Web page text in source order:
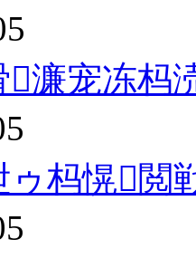
濂宠冻杩
ゥ杩愰閲